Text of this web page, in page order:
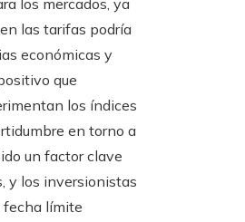
los mercados, ya
las tarifas podría
económicas y
que
los índices
en torno a
un factor clave
y los inversionistas
fecha límite